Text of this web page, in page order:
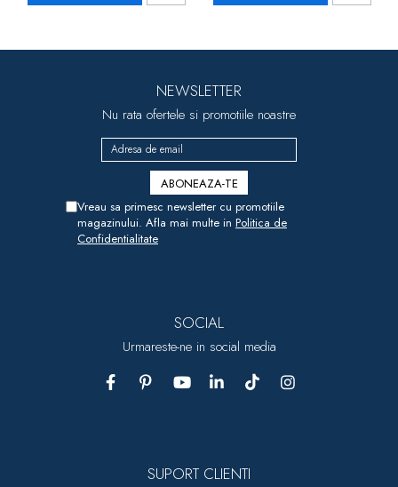
NEWSLETTER
Nu rata ofertele si promotiile noastre
Vreau sa primesc newsletter cu promotiile
magazinului. Afla mai multe in Politica de
Confidentialitate
SOCIAL
Urmareste-ne in social media
SUPORT CLIENTI